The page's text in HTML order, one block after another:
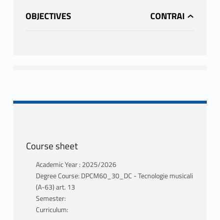
OBJECTIVES
Course sheet
Academic Year : 2025/2026
Degree Course: DPCM60_30_DC - Tecnologie musicali
(A-63) art. 13
Semester:
Curriculum: